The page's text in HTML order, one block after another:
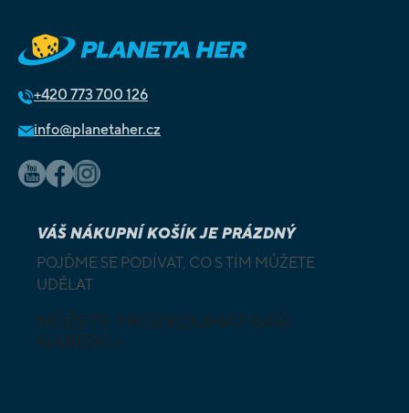
+420 773 700 126
info@planetaher.cz
VÁŠ NÁKUPNÍ KOŠÍK JE PRÁZDNÝ
POJĎME SE PODÍVAT, CO S TÍM MŮŽETE
UDĚLAT
MŮŽETE PROZKOUMAT NAŠI
NABÍDKU